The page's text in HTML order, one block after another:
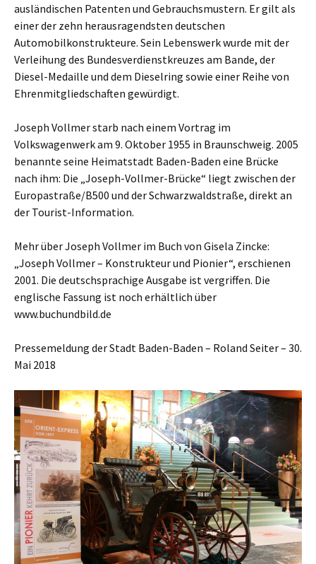
ausländischen Patenten und Gebrauchsmustern. Er gilt als
einer der zehn herausragendsten deutschen
Automobilkonstrukteure. Sein Lebenswerk wurde mit der
Verleihung des Bundesverdienstkreuzes am Bande, der
Diesel-Medaille und dem Dieselring sowie einer Reihe von
Ehrenmitgliedschaften gewürdigt.
Joseph Vollmer starb nach einem Vortrag im
Volkswagenwerk am 9. Oktober 1955 in Braunschweig. 2005
benannte seine Heimatstadt Baden-Baden eine Brücke
nach ihm: Die „Joseph-Vollmer-Brücke“ liegt zwischen der
Europastraße/B500 und der Schwarzwaldstraße, direkt an
der Tourist-Information.
Mehr über Joseph Vollmer im Buch von Gisela Zincke:
„Joseph Vollmer – Konstrukteur und Pionier“, erschienen
2001. Die deutschsprachige Ausgabe ist vergriffen. Die
englische Fassung ist noch erhältlich über
www.buchundbild.de
Pressemeldung der Stadt Baden-Baden – Roland Seiter – 30.
Mai 2018